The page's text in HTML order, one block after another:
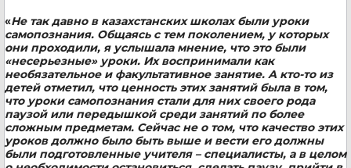
«Не так давно в казахстанских школах были уроки
самопознания. Общаясь с тем поколением, у которых
они проходили, я услышала мнение, что это были
«несерьезные» уроки. Их воспринимали как
необязательное и факультативное занятие. А кто-то из
детей отметил, что ценность этих занятий была в том,
что уроки самопознания стали для них своего рода
паузой или передышкой среди занятий по более
сложным предметам. Сейчас не о том, что качество этих
уроков должно было быть выше и вести его должны
были подготовленные учителя – специалисты, а в целом